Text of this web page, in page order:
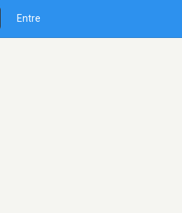
Entre